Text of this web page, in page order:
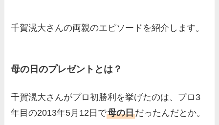
千賀滉大さんの両親のエピソードを紹介します。
母の日のプレゼントとは？
千賀滉大さんがプロ初勝利を挙げたのは、プロ3
年目の2013年5月12日で母の日だったんだとか。